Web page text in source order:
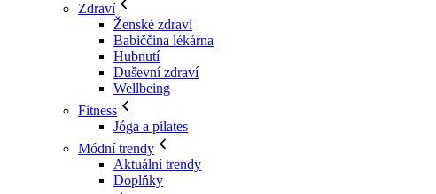
Zdraví
Ženské zdraví
Babiččina lékárna
Hubnutí
Duševní zdraví
Wellbeing
Fitness
Jóga a pilates
Módní trendy
Aktuální trendy
Doplňky